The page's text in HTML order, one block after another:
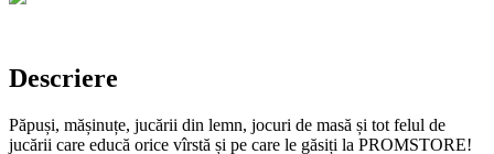
Descriere
Păpuși, mășinuțe, jucării din lemn, jocuri de masă și tot felul de
jucării care educă orice vîrstă și pe care le găsiți la PROMSTORE!